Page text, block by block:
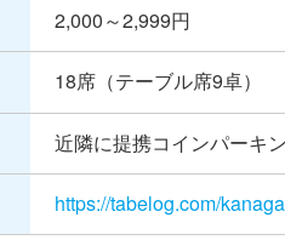
2,000～2,999円
18席（テーブル席9卓）
近隣に提携コインパーキ
https://tabelog.com/